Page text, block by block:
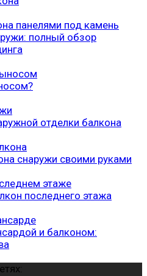
полный обзор
отделки балкона
снаружи своими руками
последнего этажа
и балконом: